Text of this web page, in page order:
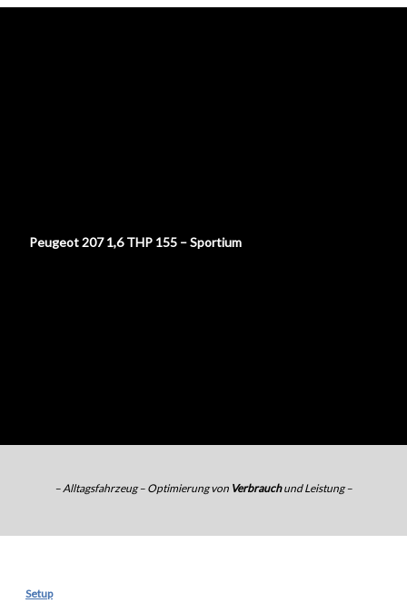
Peugeot 207 1,6 THP 155 – Sportium
– Alltagsfahrzeug – Optimierung von Verbrauchund Leistung –
Setup